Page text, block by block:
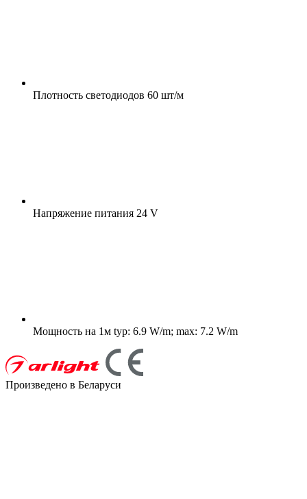
Плотность светодиодов 60 шт/м
Напряжение питания 24 V
Мощность на 1м typ: 6.9 W/m; max: 7.2 W/m
Произведено в Беларуси